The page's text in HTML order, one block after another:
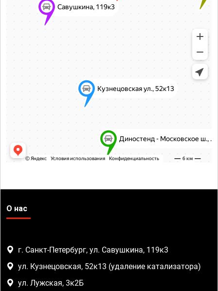
О нас
г. Санкт-Петербург, ул. Савушкина, 119к3
ул. Кузнецовская, 52к13 (удаление катализатора)
ул. Лужская, 3к2Б